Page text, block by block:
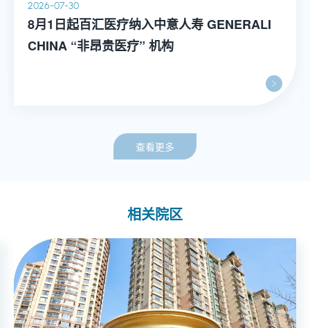
2026-07-30
8月1日起百汇医疗纳入中意人寿 GENERALI
CHINA “非昂贵医疗” 机构
查看更多
相关院区